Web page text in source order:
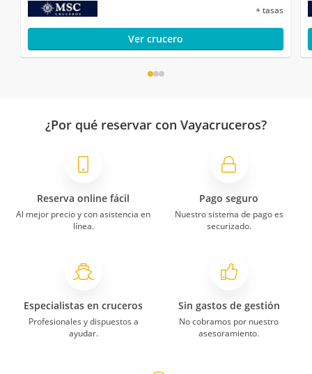
+ tasas
Ver crucero
¿Por qué reservar con Vayacruceros?
Reserva online fácil
Al mejor precio y con asistencia en
línea.
Pago seguro
Nuestro sistema de pago es
securizado.
Especialistas en cruceros
Profesionales y dispuestos a
ayudar.
Sin gastos de gestión
No cobramos por nuestro
asesoramiento.